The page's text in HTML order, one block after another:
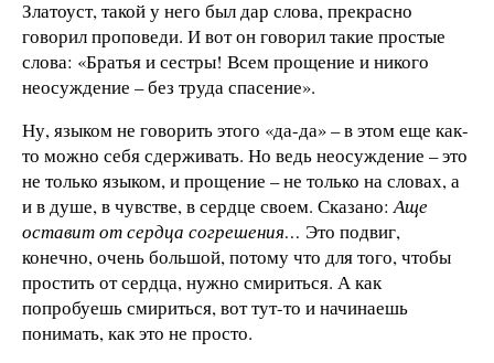
Златоуст, такой у него был дар слова, прекрасно
говорил проповеди. И вот он говорил такие простые
слова: «Братья и сестры! Всем прощение и никого
неосуждение – без труда спасение».
Ну, языком не говорить этого «да-да» – в этом еще как-
то можно себя сдерживать. Но ведь неосуждение – это
не только языком, и прощение – не только на словах, а
и в душе, в чувстве, в сердце своем. Сказано:Аще
оставит от сердца согрешения… Это подвиг,
конечно, очень большой, потому что для того, чтобы
простить от сердца, нужно смириться. А как
попробуешь смириться, вот тут-то и начинаешь
понимать, как это не просто.